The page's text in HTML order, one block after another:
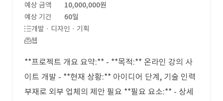
예상 금액
10,000,000원
예상 기간
60일
개발 · 디자인 · 기획
웹
**프로젝트 개요 요약:** - **목적:** 온라인 강의 사
이트 개발 - **현재 상황:** 아이디어 단계, 기술 인력
부재로 외부 업체의 제안 필요 **필요 요소:** - 상세